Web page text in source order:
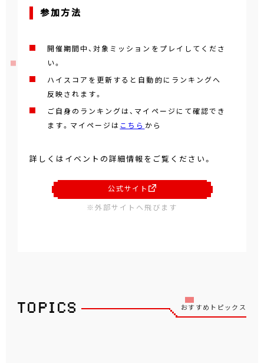
参加方法
開催期間中、対象ミッションをプレイしてくださ
い。
ハイスコアを更新すると自動的にランキングへ
反映されます。
ご自身のランキングは、マイページにて確認でき
ます。マイページは こちら から
詳しくはイベントの詳細情報をご覧ください。
公式サイト
※外部サイトへ飛びます
おすすめトピックス